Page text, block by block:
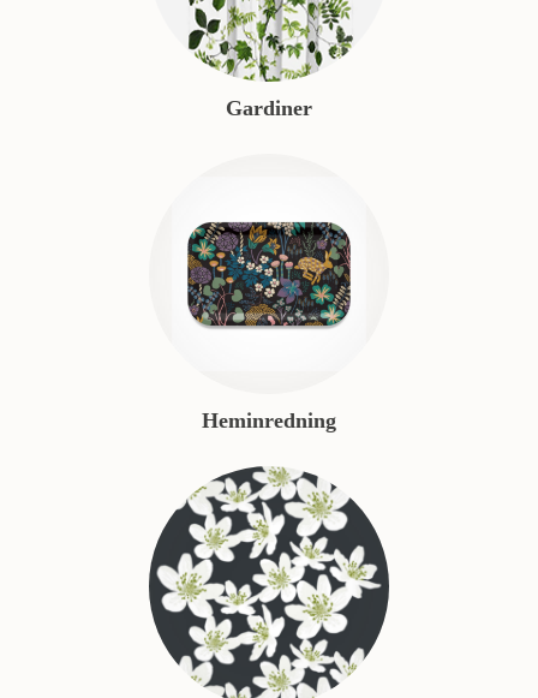
Gardiner
Heminredning